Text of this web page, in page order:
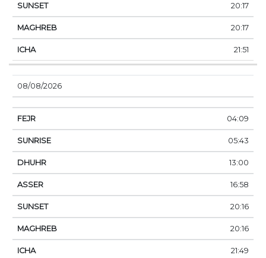
20:17
20:17
21:51
08/08/2026
04:09
05:43
13:00
16:58
20:16
20:16
21:49